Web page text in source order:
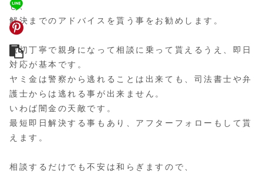
し、
解決までのアドバイスを貰う事をお勧めします。
親切丁寧で親身になって相談に乗って貰えるうえ、即日
対応が基本です。
ヤミ金は警察から逃れることは出来ても、司法書士や弁
護士からは逃れる事が出来ません。
いわば闇金の天敵です。
最短即日解決する事もあり、アフターフォローもして貰
えます。
相談するだけでも不安は和らぎますので、